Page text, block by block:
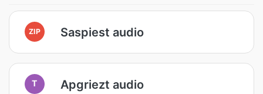
ZIP Saspiest audio
T Apgriezt audio